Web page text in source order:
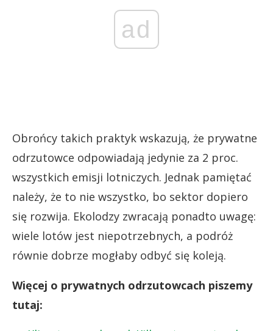
ad
Obrońcy takich praktyk wskazują, że prywatne
odrzutowce odpowiadają jedynie za 2 proc.
wszystkich emisji lotniczych. Jednak pamiętać
należy, że to nie wszystko, bo sektor dopiero
się rozwija. Ekolodzy zwracają ponadto uwagę:
wiele lotów jest niepotrzebnych, a podróż
równie dobrze mogłaby odbyć się koleją.
Więcej o prywatnych odrzutowcach piszemy
tutaj: